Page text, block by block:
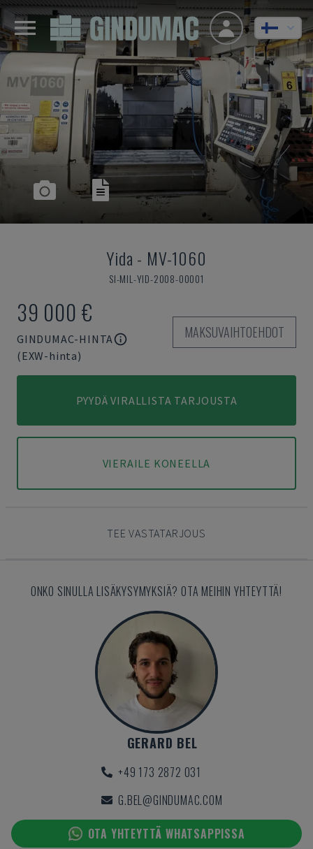
Yida - MV-1060
SI-MIL-YID-2008-00001
39 000 €
GINDUMAC-HINTA
(EXW-hinta)
MAKSUVAIHTOEHDOT
PYYDÄ VIRALLISTA TARJOUSTA
VIERAILE KONEELLA
TEE VASTATARJOUS
ONKO SINULLA LISÄKYSYMYKSIÄ? OTA MEIHIN YHTEYTTÄ!
GERARD BEL
+49 173 2872 031
G.BEL@GINDUMAC.COM
OTA YHTEYTTÄ WHATSAPPISSA